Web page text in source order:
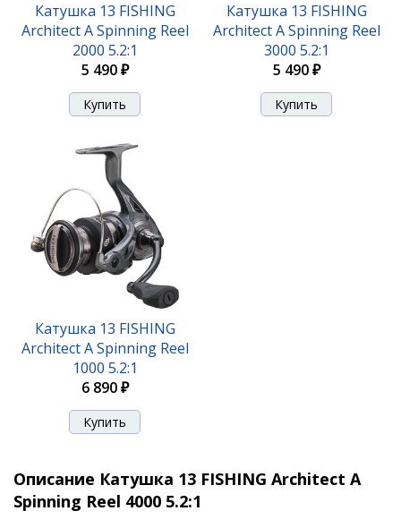
Катушка 13 FISHING
Architect A Spinning Reel
2000 5.2:1
5 490 ₽
Катушка 13 FISHING
Architect A Spinning Reel
3000 5.2:1
5 490 ₽
Катушка 13 FISHING
Architect A Spinning Reel
1000 5.2:1
6 890 ₽
Описание Катушка 13 FISHING Architect A
Spinning Reel 4000 5.2:1